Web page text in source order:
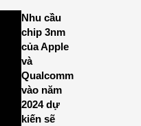
Nhu cầu
chip 3nm
của Apple
và
Qualcomm
vào năm
2024 dự
kiến sẽ